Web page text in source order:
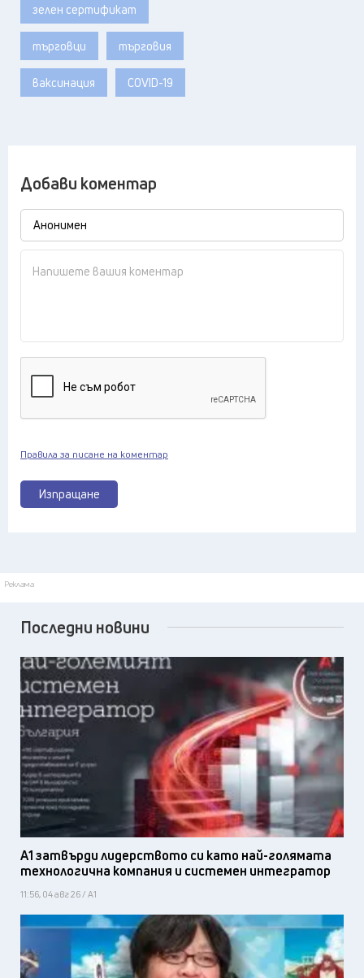
зелен сертификат
търговци търговия
ваксинация COVID-19
Добави коментар
Изпращане
Правила за писане на коментар
Реклама
Последни новини
А1 затвърди лидерството си като най-голямата
технологична компания и системен интегратор
11:56, 04 авг 26 / А1